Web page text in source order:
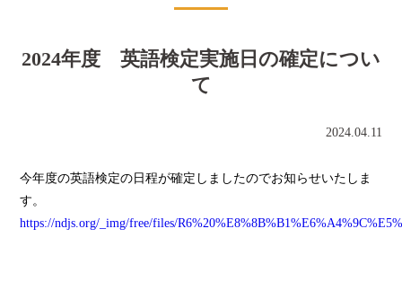
2024年度 英語検定実施日の確定につい
て
2024.04.11
今年度の英語検定の日程が確定しましたのでお知らせいたしま
す。
https://ndjs.org/_img/free/files/